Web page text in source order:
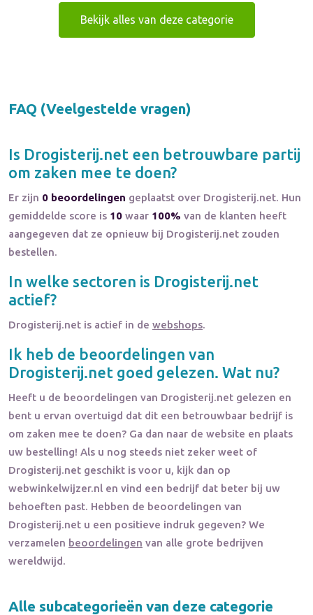
Bekijk alles van deze categorie
FAQ (Veelgestelde vragen)
Is Drogisterij.net een betrouwbare partij
om zaken mee te doen?
Er zijn 0 beoordelingen geplaatst over Drogisterij.net. Hun
gemiddelde score is 10 waar 100% van de klanten heeft
aangegeven dat ze opnieuw bij Drogisterij.net zouden
bestellen.
In welke sectoren is Drogisterij.net
actief?
Drogisterij.net is actief in de webshops.
Ik heb de beoordelingen van
Drogisterij.net goed gelezen. Wat nu?
Heeft u de beoordelingen van Drogisterij.net gelezen en
bent u ervan overtuigd dat dit een betrouwbaar bedrijf is
om zaken mee te doen? Ga dan naar de website en plaats
uw bestelling! Als u nog steeds niet zeker weet of
Drogisterij.net geschikt is voor u, kijk dan op
webwinkelwijzer.nl en vind een bedrijf dat beter bij uw
behoeften past. Hebben de beoordelingen van
Drogisterij.net u een positieve indruk gegeven? We
verzamelen beoordelingen van alle grote bedrijven
wereldwijd.
Alle subcategorieën van deze categorie